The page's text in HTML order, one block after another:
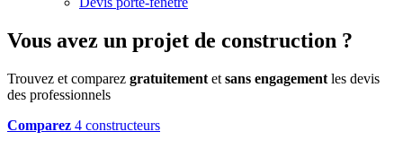
Vous avez un projet de construction ?
Trouvez et comparez gratuitement et sans engagement les devis
des professionnels
Comparez 4 constructeurs